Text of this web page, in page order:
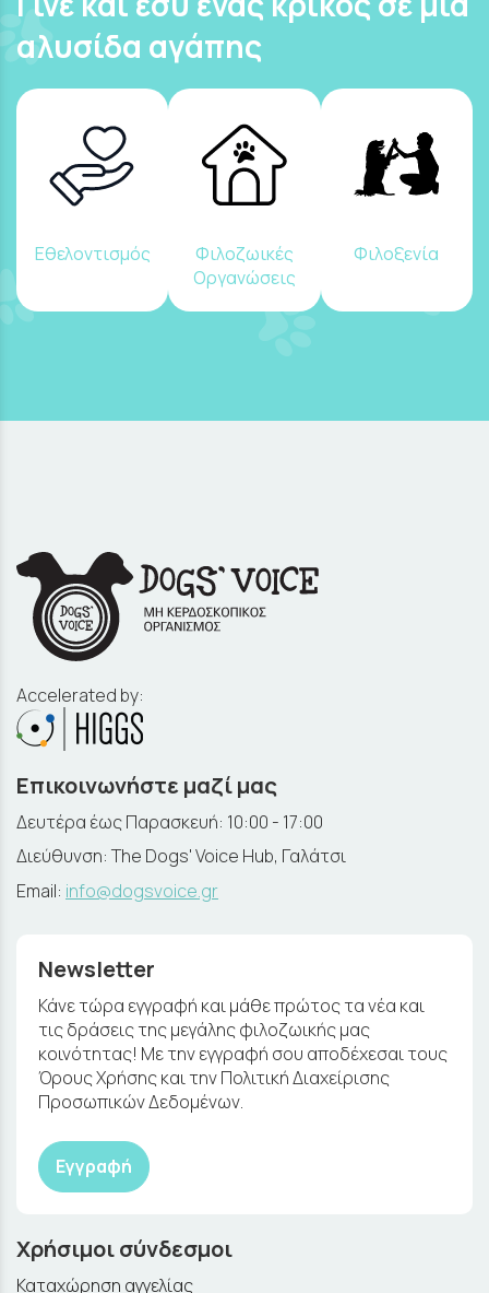
αλυσίδα αγάπης
Εθελοντισμός
Φιλοζωικές
Οργανώσεις
Φιλοξενία
Accelerated by:
Επικοινωνήστε μαζί μας
Δευτέρα έως Παρασκευή: 10:00 - 17:00
Διεύθυνση: The Dogs' Voice Hub, Γαλάτσι
Email: info@dogsvoice.gr
Newsletter
Κάνε τώρα εγγραφή και μάθε πρώτος τα νέα και
τις δράσεις της μεγάλης φιλοζωικής μας
κοινότητας! Με την εγγραφή σου αποδέχεσαι τους
Όρους Χρήσης και την Πολιτική Διαχείρισης
Προσωπικών Δεδομένων.
Εγγραφή
Χρήσιμοι σύνδεσμοι
Καταχώρηση αγγελίας